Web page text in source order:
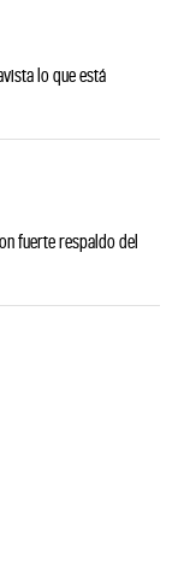
lo que está
fuerte respaldo del